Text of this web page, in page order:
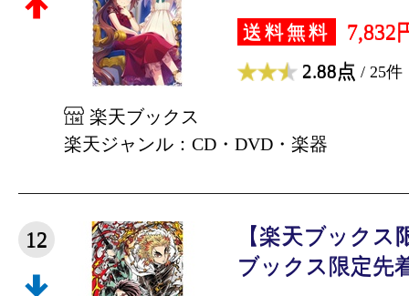
送料無料 7,832
2.88点 / 25件
楽天ブックス
楽天ジャンル：CD・DVD・楽器
12
【楽天ブックス
ブックス限定先